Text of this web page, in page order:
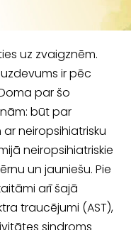
uz zvaigznēm.
ir pēc
par šo
būt par
ar neiro­psihiatrisku
neiropsihiatriskie
un jauniešu. Pie
arī šajā
traucējumi (AST),